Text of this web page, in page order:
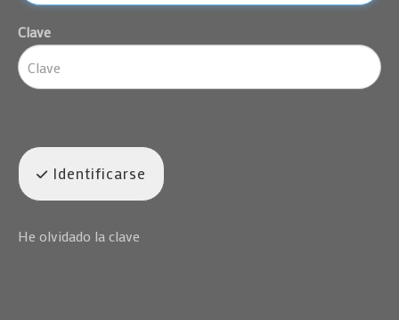
Clave
Identificarse
He olvidado la clave